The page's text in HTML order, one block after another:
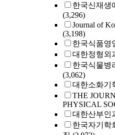
한국신재생
(3,296)
Journal of
(3,198)
한국식품영
대한정형외
한국식물병
(3,062)
대한소화기
THE
PHYSICAL
대한산부인
한국자기학